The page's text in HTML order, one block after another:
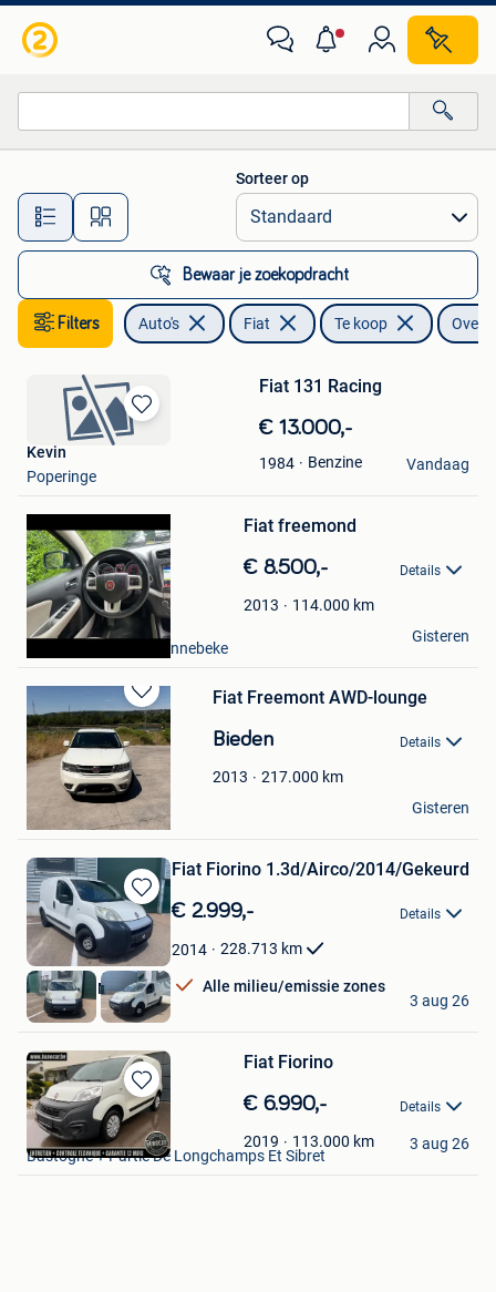
Alle afstanden…
Sorteer op
Bewaar je zoekopdracht
Filters Auto's Fiat Te koop
Bewaren
Fiat 131 Racing
€ 13.000,-
1984 Benzine
Kevin
Poperinge
Vandaag
Mijn
Favorieten
Fiat freemond
€ 8.500,- Details
2013 114.000 km
Jan Bulcke
Langemark + Deel Zonnebeke
Gisteren
Bewaren
in
Mijn
Favorieten
Fiat Freemont AWD-lounge
Bieden Details
2013 217.000 km
aeted
Amay
Gisteren
Bewaren
in
Mijn
Favorieten
Fiat Fiorino 1.3d/Airco/2014/Gekeurd
€ 2.999,- Details
2014 228.713 km
Alle milieu/emissie zones
RS Cars & Motors
Niel
3 aug 26
Bewaren
in
Mijn
Favorieten
Fiat Fiorino
€ 6.990,- Details
2019 113.000 km
Hunocar
Bastogne + Partie De Longchamps Et Sibret
3 aug 26